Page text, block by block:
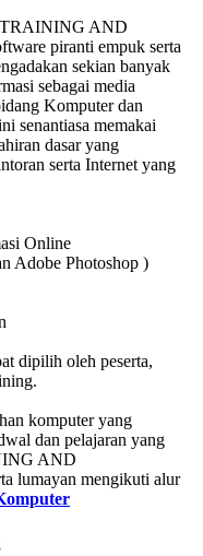
TRAINING AND
piranti empuk serta
sekian banyak
sebagai media
Komputer dan
senantiasa memakai
dasar yang
serta Internet yang
Online
Adobe Photoshop )
dipilih oleh peserta,
komputer yang
dan pelajaran yang
AND
lumayan mengikuti alur